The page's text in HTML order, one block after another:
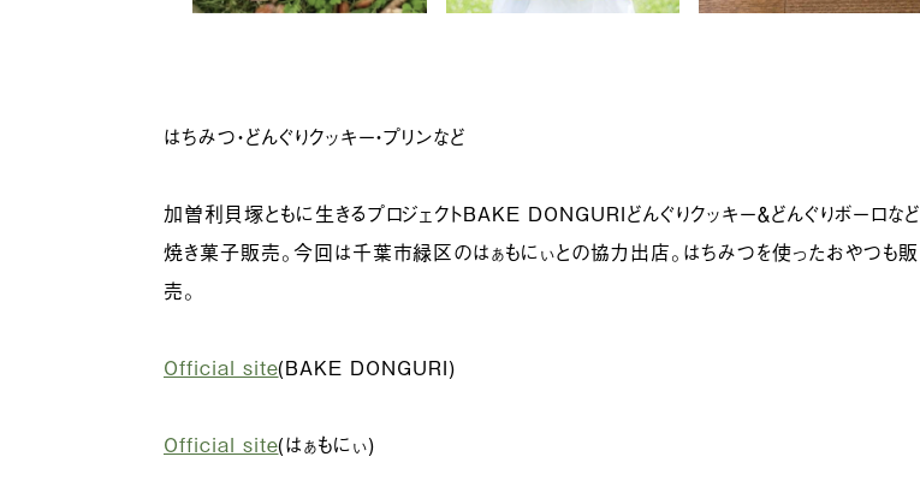
はちみつ・どんぐりクッキー・プリンなど
加曽利貝塚ともに生きるプロジェクトBAKE DONGURIどんぐりクッキー＆どんぐりボーロなど
焼き菓子販売。今回は千葉市緑区のはぁもにぃとの協力出店。はちみつを使ったおやつも販
売。
Official site(BAKE DONGURI)
Official site(はぁもにぃ)